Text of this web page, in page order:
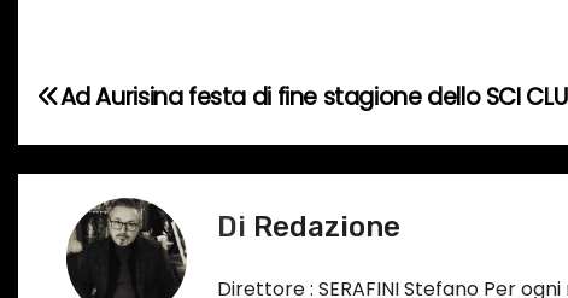
t
c
o
N
a
Ad Aurisina festa di fine stagione dello SCI
Di Redazione
Direttore : SERAFINI Stefano Per